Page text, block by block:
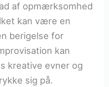
af opmærksomhed
kan være en
berigelse for
kan
kreative evner og
sig på.